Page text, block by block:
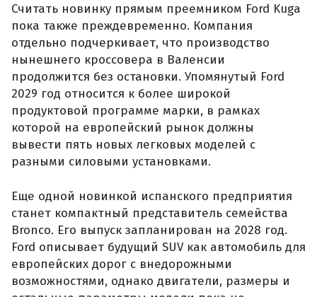
Считать новинку прямым преемником Ford Kuga
пока также преждевременно. Компания
отдельно подчеркивает, что производство
нынешнего кроссовера в Валенсии
продолжится без остановки. Упомянутый Ford
2029 год относится к более широкой
продуктовой программе марки, в рамках
которой на европейский рынок должны
вывести пять новых легковых моделей с
разными силовыми установками.
Еще одной новинкой испанского предприятия
станет компактный представитель семейства
Bronco. Его выпуск запланирован на 2028 год.
Ford описывает будущий SUV как автомобиль для
европейских дорог с внедорожными
возможностями, однако двигатели, размеры и